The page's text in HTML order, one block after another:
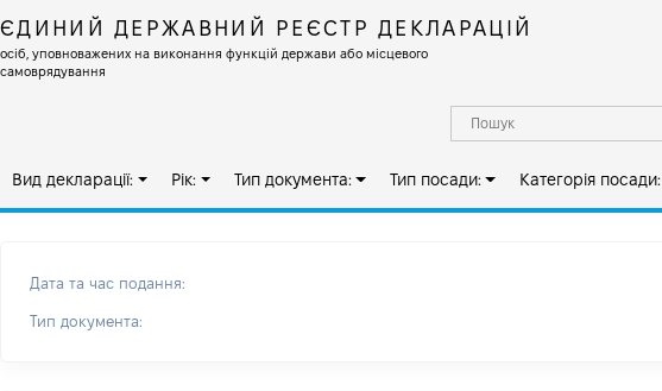
ЄДИНИЙ ДЕРЖАВНИЙ РЕЄСТР ДЕКЛАРАЦІЙ
осіб, уповноважених на виконання функцій держави або місцевого
самоврядування
Вид декларації: Рік: Тип документа: Тип посади: Категорія посади:
Дата та час подання:
Тип документа: